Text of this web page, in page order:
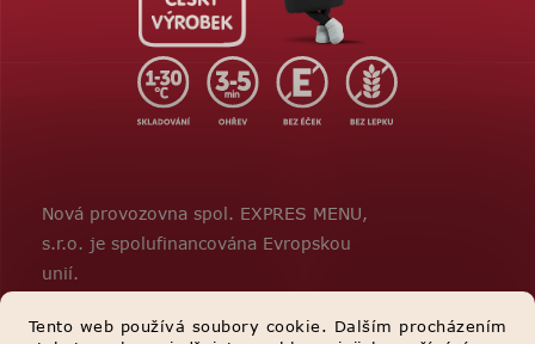
Tento web používá soubory cookie. Dalším procházením
Nová provozovna spol. EXPRES MENU,
s.r.o. je spolufinancována Evropskou
unií.